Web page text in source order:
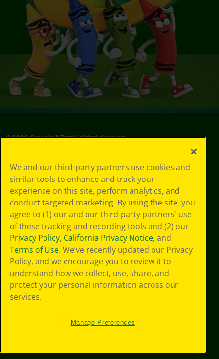
©2026Crayola® Tutti i diritti riservati.
in materia di
privacy
Informativa sulla
privacy
Termini SMS
GDPR
Informativa sulla
privacy di CA
Technologies
Preferenze cookie
Condizioni d'uso
Accessibilità web
Mappa del sito
We and our third-party partners use cookies and
similar tools to enhance and track your
experience on this site, perform analytics, and
conduct targeted marketing. By using the site, you
agree to (1) our and our third-party partners' use
of these tracking and recording tools and (2) our
Privacy Policy, California Privacy Notice, and
Terms of Use. We’ve recently updated our Privacy
Policy, and we encourage you to review it to
understand how we collect, use, share, and
protect your personal information across our
services.
Manage Preferences